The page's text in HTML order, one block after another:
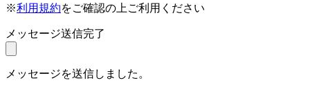
※利用規約をご確認の上ご利用ください
メッセージ送信完了
メッセージを送信しました。